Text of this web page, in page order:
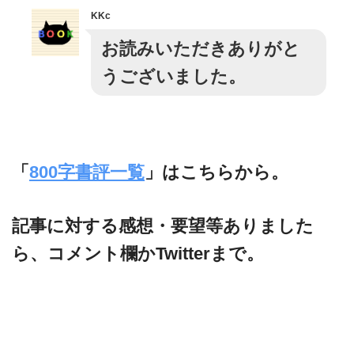
KKc
お読みいただきありがと
うございました。
「 800字書評一覧 」はこちらから。
記事に対する感想・要望等ありました
ら、コメント欄かTwitterまで。